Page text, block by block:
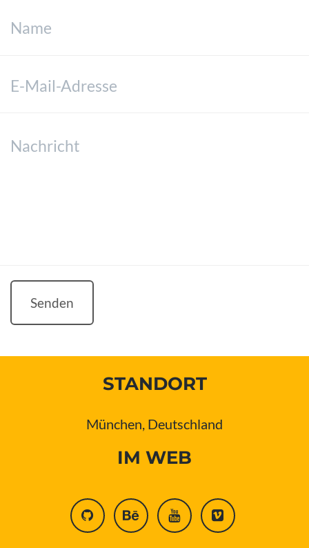
Senden
STANDORT
München, Deutschland
IM WEB
github behanceyoutube vimeo